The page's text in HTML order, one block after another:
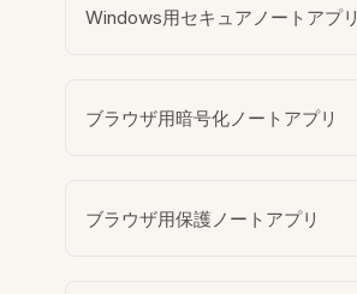
Windows用セキュアノートアプリ
ブラウザ用暗号化ノートアプリ
ブラウザ用保護ノートアプリ